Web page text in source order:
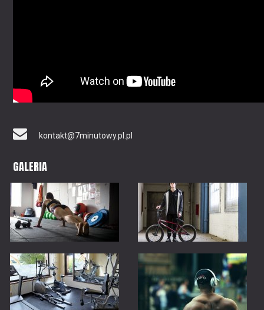
kontakt@7minutowy.pl.pl
GALERIA